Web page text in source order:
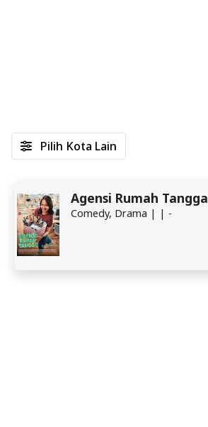
Agensi Rumah Tangga
Comedy, Drama | | -
Pilih Kota Lain